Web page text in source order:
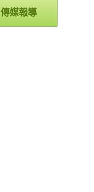
傳媒報導